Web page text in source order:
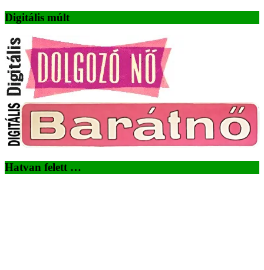
Digitális múlt
Hatvan felett …